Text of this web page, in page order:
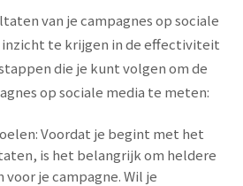
van je campagnes op sociale
inzicht te krijgen in de effectiviteit
die je kunt volgen om de
op sociale media te meten:
Voordat je begint met het
is het belangrijk om heldere
je campagne. Wil je